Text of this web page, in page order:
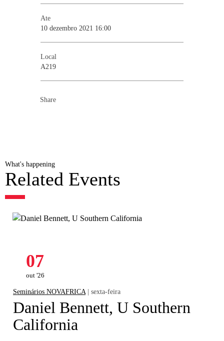
Ate
10 dezembro 2021 16:00
Local
A219
Share
What's happening
Related Events
07
out '26
Seminários NOVAFRICA | sexta-feira
Daniel Bennett, U Southern
California